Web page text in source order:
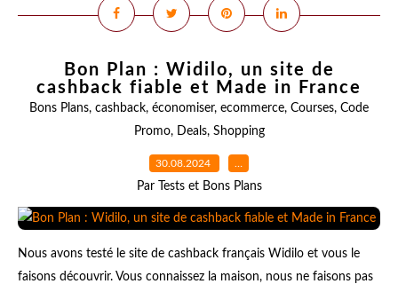
Bon Plan : Widilo, un site de
cashback fiable et Made in France
Bons Plans, cashback, économiser, ecommerce, Courses, Code
Promo, Deals, Shopping
30.08.2024 …
Par Tests et Bons Plans
Nous avons testé le site de cashback français Widilo et vous le
faisons découvrir. Vous connaissez la maison, nous ne faisons pas